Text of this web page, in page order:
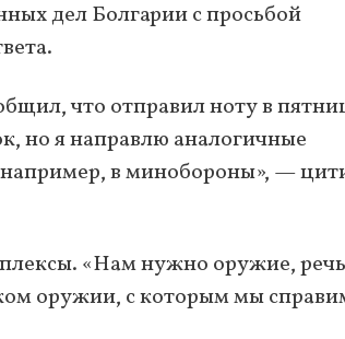
дел Болгарии с просьбой
что отправил ноту в
но я направлю аналогичные
в минобороны», —
«Нам нужно оружие,
оружии, с которым мы